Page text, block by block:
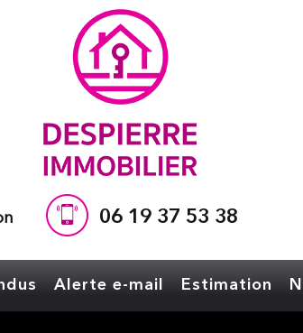
06 19 37 53 38
Alerte e-mail Estimation